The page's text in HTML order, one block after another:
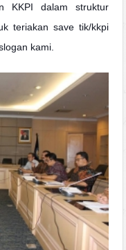
KKPI dalam struktur
teriakan save tik/kkpi
kami.